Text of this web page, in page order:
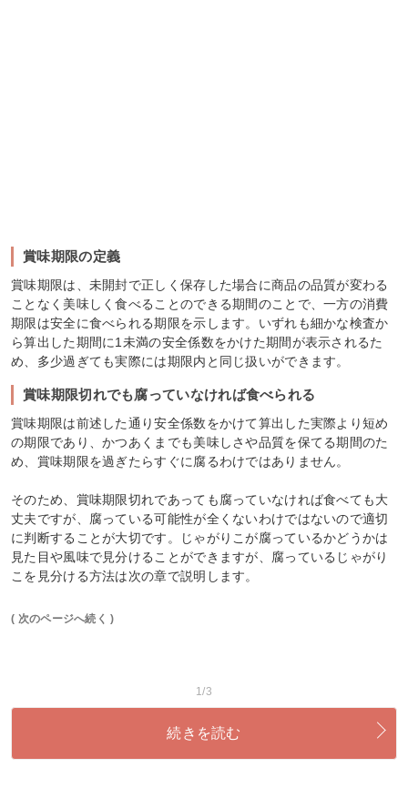
賞味期限の定義
賞味期限は、未開封で正しく保存した場合に商品の品質が変わる
ことなく美味しく食べることのできる期間のことで、一方の消費
期限は安全に食べられる期限を示します。いずれも細かな検査か
ら算出した期間に1未満の安全係数をかけた期間が表示されるた
め、多少過ぎても実際には期限内と同じ扱いができます。
賞味期限切れでも腐っていなければ食べられる
賞味期限は前述した通り安全係数をかけて算出した実際より短め
の期限であり、かつあくまでも美味しさや品質を保てる期間のた
め、賞味期限を過ぎたらすぐに腐るわけではありません。
そのため、賞味期限切れであっても腐っていなければ食べても大
丈夫ですが、腐っている可能性が全くないわけではないので適切
に判断することが大切です。じゃがりこが腐っているかどうかは
見た目や風味で見分けることができますが、腐っているじゃがり
こを見分ける方法は次の章で説明します。
( 次のページへ続く )
1/3
続きを読む